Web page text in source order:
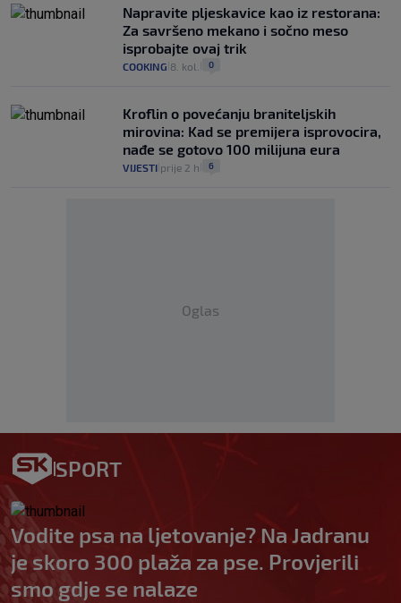
Napravite pljeskavice kao iz restorana:
Za savršeno mekano i sočno meso
isprobajte ovaj trik
COOKING 8. kol. 0
Kroflin o povećanju braniteljskih
mirovina: Kad se premijera isprovocira,
nađe se gotovo 100 milijuna eura
VIJESTI prije 2 h 6
Oglas
SPORT
Vodite psa na ljetovanje? Na Jadranu
je skoro 300 plaža za pse. Provjerili
smo gdje se nalaze